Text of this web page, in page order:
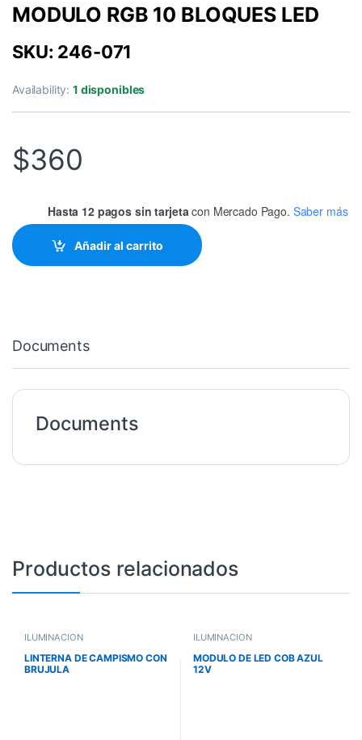
MODULO RGB 10 BLOQUES LED
SKU: 246-071
Availability:1 disponibles
$360
Hasta 12 pagos sin tarjeta con Mercado Pago. Saber más
Añadir al carrito
Documents
Documents
Productos relacionados
ILUMINACIÓN
LINTERNA DE CAMPISMO CON
BRUJULA
ILUMINACIÓN
MODULO DE LED COB AZUL
12V